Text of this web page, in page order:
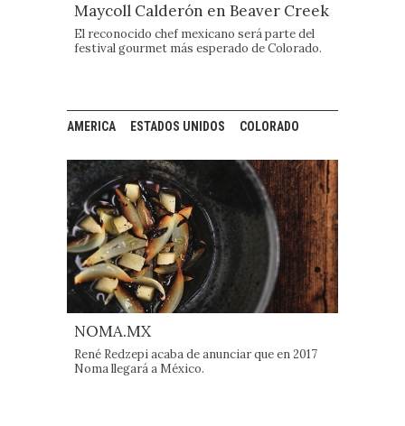
Maycoll Calderón en Beaver Creek
El reconocido chef mexicano será parte del
festival gourmet más esperado de Colorado.
AMERICA ESTADOS UNIDOS COLORADO
NOMA.MX
René Redzepi acaba de anunciar que en 2017
Noma llegará a México.